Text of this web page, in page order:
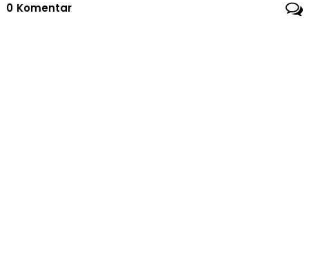
0 Komentar